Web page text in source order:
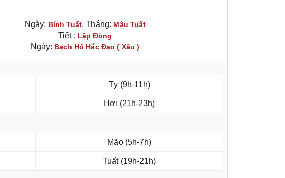
Ngày: Bính Tuất, Tháng: Mậu Tuất
Tiết : Lập Đông
Ngày: Bạch Hổ Hắc Đạo ( Xấu )
Tỵ (9h-11h)
Hợi (21h-23h)
Mão (5h-7h)
Tuất (19h-21h)